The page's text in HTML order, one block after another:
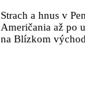
Strach a hnus v
Američania až po
na Blízkom